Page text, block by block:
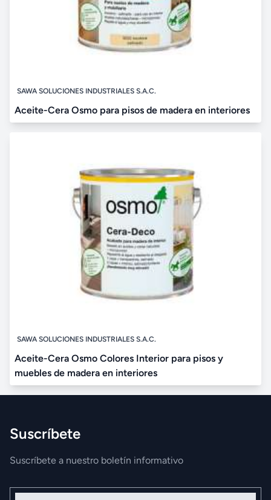
SAWA SOLUCIONES INDUSTRIALES S.A.C.
Aceite-Cera Osmo para pisos de madera en interiores
SAWA SOLUCIONES INDUSTRIALES S.A.C.
Aceite-Cera Osmo Colores Interior para pisos y
muebles de madera en interiores
Suscríbete
Suscríbete a nuestro boletín informativo
Nombre y Apellidos